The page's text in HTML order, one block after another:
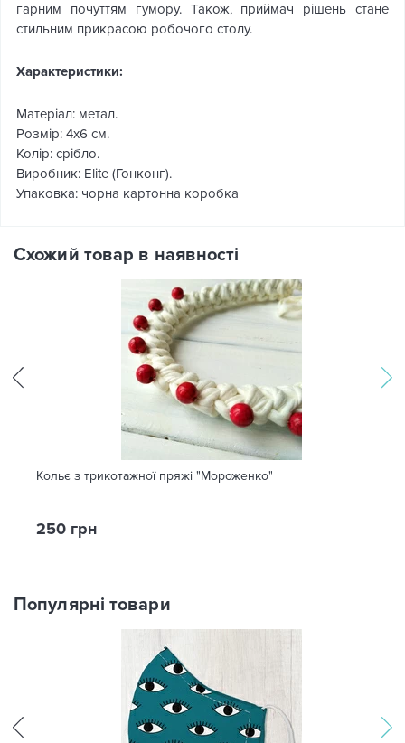
гарним почуттям гумору. Також, приймач рішень стане
стильним прикрасою робочого столу.
Характеристики:
Матеріал: метал.
Розмір: 4х6 см.
Колір: срібло.
Виробник: Elite (Гонконг).
Упаковка: чорна картонна коробка
Схожий товар в наявності
Кольє з трикотажної пряжі "Мороженко"
250 грн
Популярні товари